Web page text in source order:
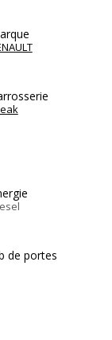
de portes